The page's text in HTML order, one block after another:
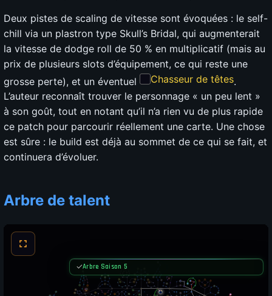
Deux pistes de scaling de vitesse sont évoquées : le self-
chill via un plastron type Skull’s Bridal, qui augmenterait
la vitesse de dodge roll de 50 % en multiplicatif (mais au
prix de plusieurs slots d’équipement, ce qui reste une
grosse perte), et un éventuel
Chasseur de têtes.
L’auteur reconnaît trouver le personnage « un peu lent »
à son goût, tout en notant qu’il n’a rien vu de plus rapide
ce patch pour parcourir réellement une carte. Une chose
est sûre : le build est déjà au sommet de ce qui se fait, et
continuera d’évoluer.
Arbre de talent